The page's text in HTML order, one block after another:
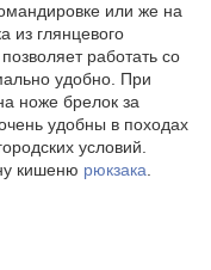
или же на
из глянцевого
работать со
удобно. При
ноже брелок за
удобны в походах
условий.
кишеню рюкзака.